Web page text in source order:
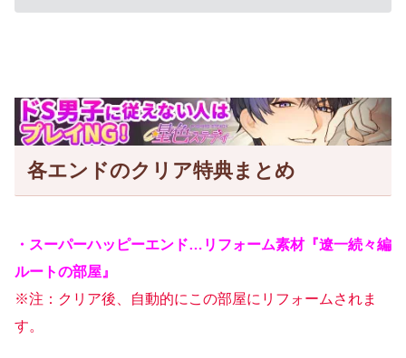
各エンドのクリア特典まとめ
・スーパーハッピーエンド…リフォーム素材『遼一続々編
ルートの部屋』
※注：クリア後、自動的にこの部屋にリフォームされま
す。